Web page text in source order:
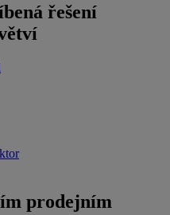
řešení
prodejním